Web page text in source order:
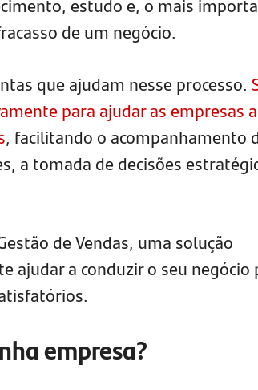
de um negócio.
que ajudam nesse processo.
para ajudar as empresas a
, facilitando o acompanhamento
a tomada de decisões
de Vendas, uma solução
ajudar a conduzir o seu negócio
empresa?